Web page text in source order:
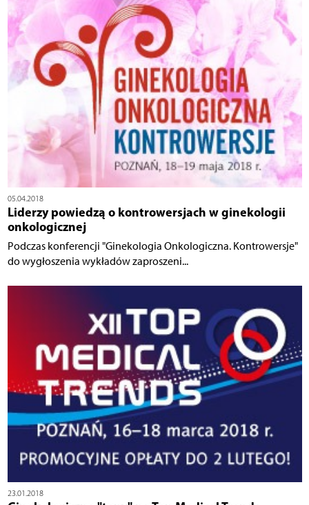
05.04.2018
Liderzy powiedzą o kontrowersjach w ginekologii
onkologicznej
Podczas konferencji "Ginekologia Onkologiczna. Kontrowersje"
do wygłoszenia wykładów zaproszeni...
23.01.2018